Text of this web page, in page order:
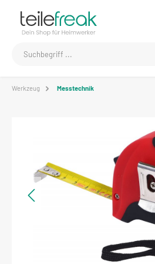
Werkzeug Messtechnik